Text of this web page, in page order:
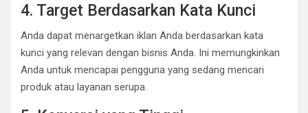
4. Target Berdasarkan Kata Kunci
Anda dapat menargetkan iklan Anda berdasarkan kata
kunci yang relevan dengan bisnis Anda. Ini memungkinkan
Anda untuk mencapai pengguna yang sedang mencari
produk atau layanan serupa.